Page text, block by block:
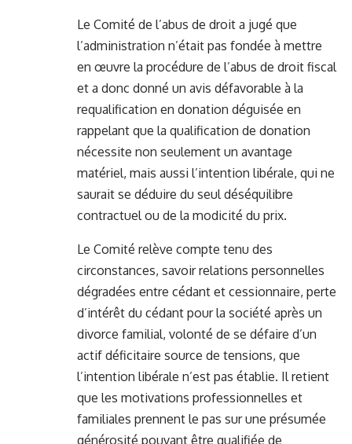
Le Comité de l’abus de droit a jugé que
l’administration n’était pas fondée à mettre
en œuvre la procédure de l’abus de droit fiscal
et a donc donné un avis défavorable à la
requalification en donation déguisée en
rappelant que la qualification de donation
nécessite non seulement un avantage
matériel, mais aussi l’intention libérale, qui ne
saurait se déduire du seul déséquilibre
contractuel ou de la modicité du prix.
Le Comité relève compte tenu des
circonstances, savoir relations personnelles
dégradées entre cédant et cessionnaire, perte
d’intérêt du cédant pour la société après un
divorce familial, volonté de se défaire d’un
actif déficitaire source de tensions, que
l’intention libérale n’est pas établie. Il retient
que les motivations professionnelles et
familiales prennent le pas sur une présumée
générosité pouvant être qualifiée de